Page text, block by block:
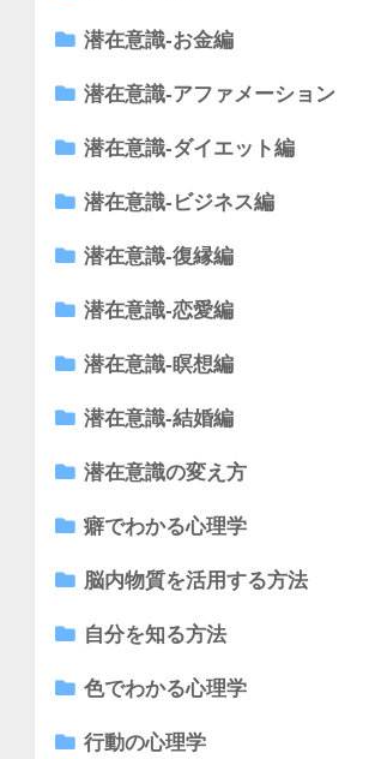
潜在意識-お金編
潜在意識-アファメーション
潜在意識-ダイエット編
潜在意識-ビジネス編
潜在意識-復縁編
潜在意識-恋愛編
潜在意識-瞑想編
潜在意識-結婚編
潜在意識の変え方
癖でわかる心理学
脳内物質を活用する方法
自分を知る方法
色でわかる心理学
行動の心理学